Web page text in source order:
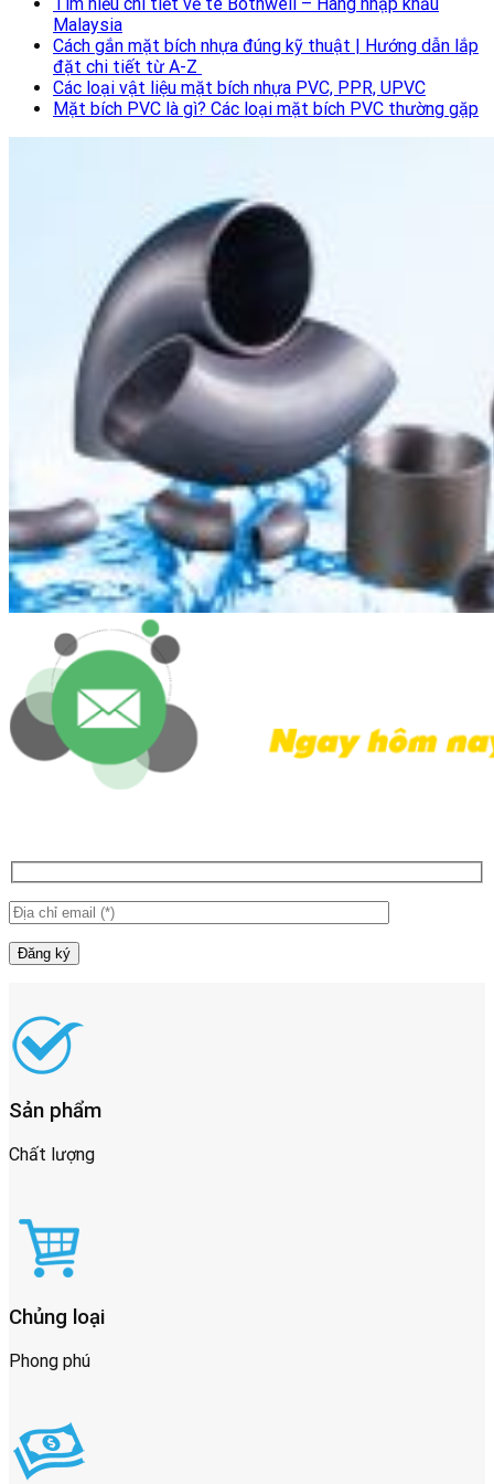
Malaysia
Cách gắn mặt bích nhựa đúng kỹ thuật | Hướng dẫn lắp
đặt chi tiết từ A-Z
Các loại vật liệu mặt bích nhựa PVC, PPR, UPVC
Mặt bích PVC là gì? Các loại mặt bích PVC thường gặp
Sản phẩm
Chất lượng
Chủng loại
Phong phú